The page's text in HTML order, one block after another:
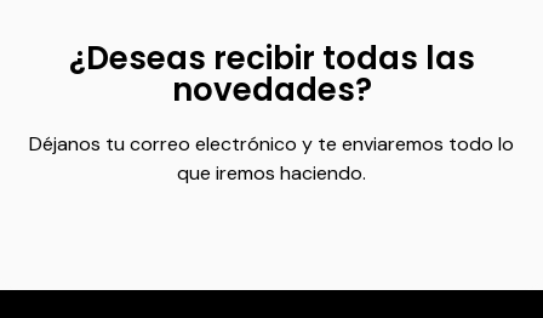
¿Deseas recibir todas las
novedades?
Déjanos tu correo electrónico y te enviaremos todo lo
que iremos haciendo.